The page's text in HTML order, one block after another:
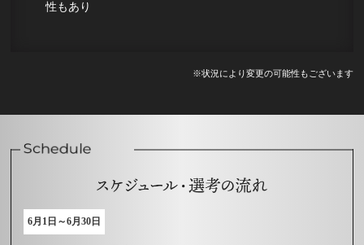
性もあり
※状況により変更の可能性もございます
6月1日～6月30日